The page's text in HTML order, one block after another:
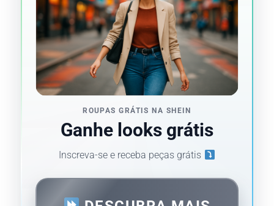
ROUPAS GRÁTIS NA SHEIN
Ganhe looks grátis
Inscreva-se e receba peças grátis